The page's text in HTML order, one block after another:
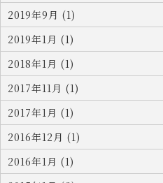
2019年9月 (1)
2019年1月 (1)
2018年1月 (1)
2017年11月 (1)
2017年1月 (1)
2016年12月 (1)
2016年1月 (1)